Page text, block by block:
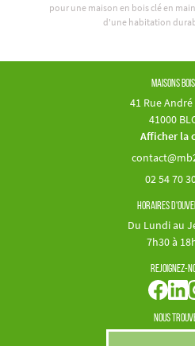
pour une maison en bois clé en
d'une habitation
Maisons
41 Rue
41000
Afficher la
02 54 70
Horaires
Du Lundi au
7h30 à
Rejoignez-
Nous